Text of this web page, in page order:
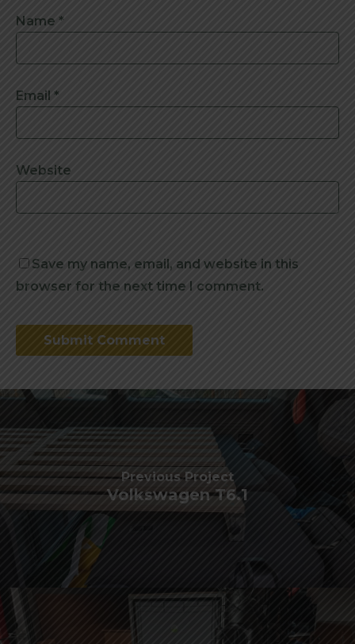
Name *
Email *
Website
Save my name, email, and website in this
browser for the next time I comment.
Previous Project
Volkswagen T6.1